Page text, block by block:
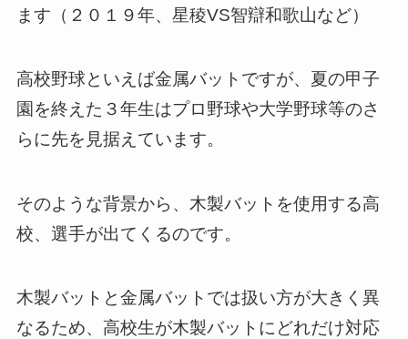
ます（２０１９年、星稜VS智辯和歌山など）
高校野球といえば金属バットですが、夏の甲子
園を終えた３年生はプロ野球や大学野球等のさ
らに先を見据えています。
そのような背景から、木製バットを使用する高
校、選手が出てくるのです。
木製バットと金属バットでは扱い方が大きく異
なるため、高校生が木製バットにどれだけ対応